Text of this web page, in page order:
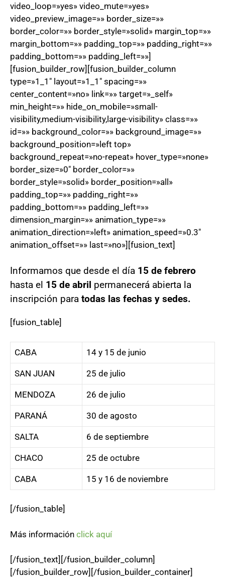
video_loop=»yes» video_mute=»yes»
video_preview_image=»» border_size=»»
border_color=»» border_style=»solid» margin_top=»»
margin_bottom=»» padding_top=»» padding_right=»»
padding_bottom=»» padding_left=»»]
[fusion_builder_row][fusion_builder_column
type=»1_1″ layout=»1_1″ spacing=»»
center_content=»no» link=»» target=»_self»
min_height=»» hide_on_mobile=»small-
visibility,medium-visibility,large-visibility» class=»»
id=»» background_color=»» background_image=»»
background_position=»left top»
background_repeat=»no-repeat» hover_type=»none»
border_size=»0″ border_color=»»
border_style=»solid» border_position=»all»
padding_top=»» padding_right=»»
padding_bottom=»» padding_left=»»
dimension_margin=»» animation_type=»»
animation_direction=»left» animation_speed=»0.3″
animation_offset=»» last=»no»][fusion_text]
Informamos que desde el día 15 de febrero
hasta el 15 de abril permanecerá abierta la
inscripción para todas las fechas y sedes.
[fusion_table]
CABA 14 y 15 de junio
SAN JUAN 25 de julio
MENDOZA 26 de julio
PARANÁ 30 de agosto
SALTA 6 de septiembre
CHACO 25 de octubre
CABA 15 y 16 de noviembre
[/fusion_table]
Más información click aquí
[/fusion_text][/fusion_builder_column]
[/fusion_builder_row][/fusion_builder_container]